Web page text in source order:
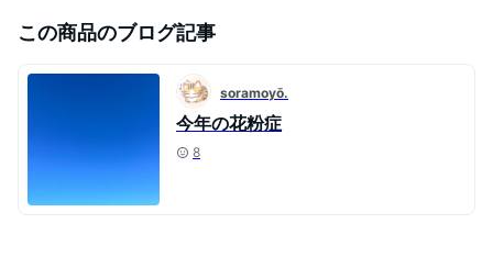
この商品のブログ記事
soramoyō.
今年の花粉症
8